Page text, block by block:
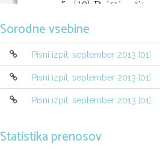
5. [10] Poisci resitev
6. [10] Poisci
bo zadel med 110
Sorodne vsebine
Pisni izpit, september 2013 [01]
Pisni izpit, september 2013 [01]
Pisni izpit, september 2013 [01]
Statistika prenosov